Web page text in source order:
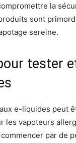
la
sont
sereine.
tester
e-liquides peut
les vapoteurs
par de